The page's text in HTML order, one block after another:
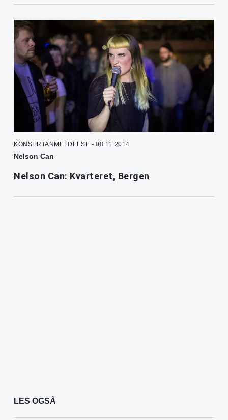
KONSERTANMELDELSE - 08.11.2014
Nelson Can
Nelson Can: Kvarteret, Bergen
LES OGSÅ